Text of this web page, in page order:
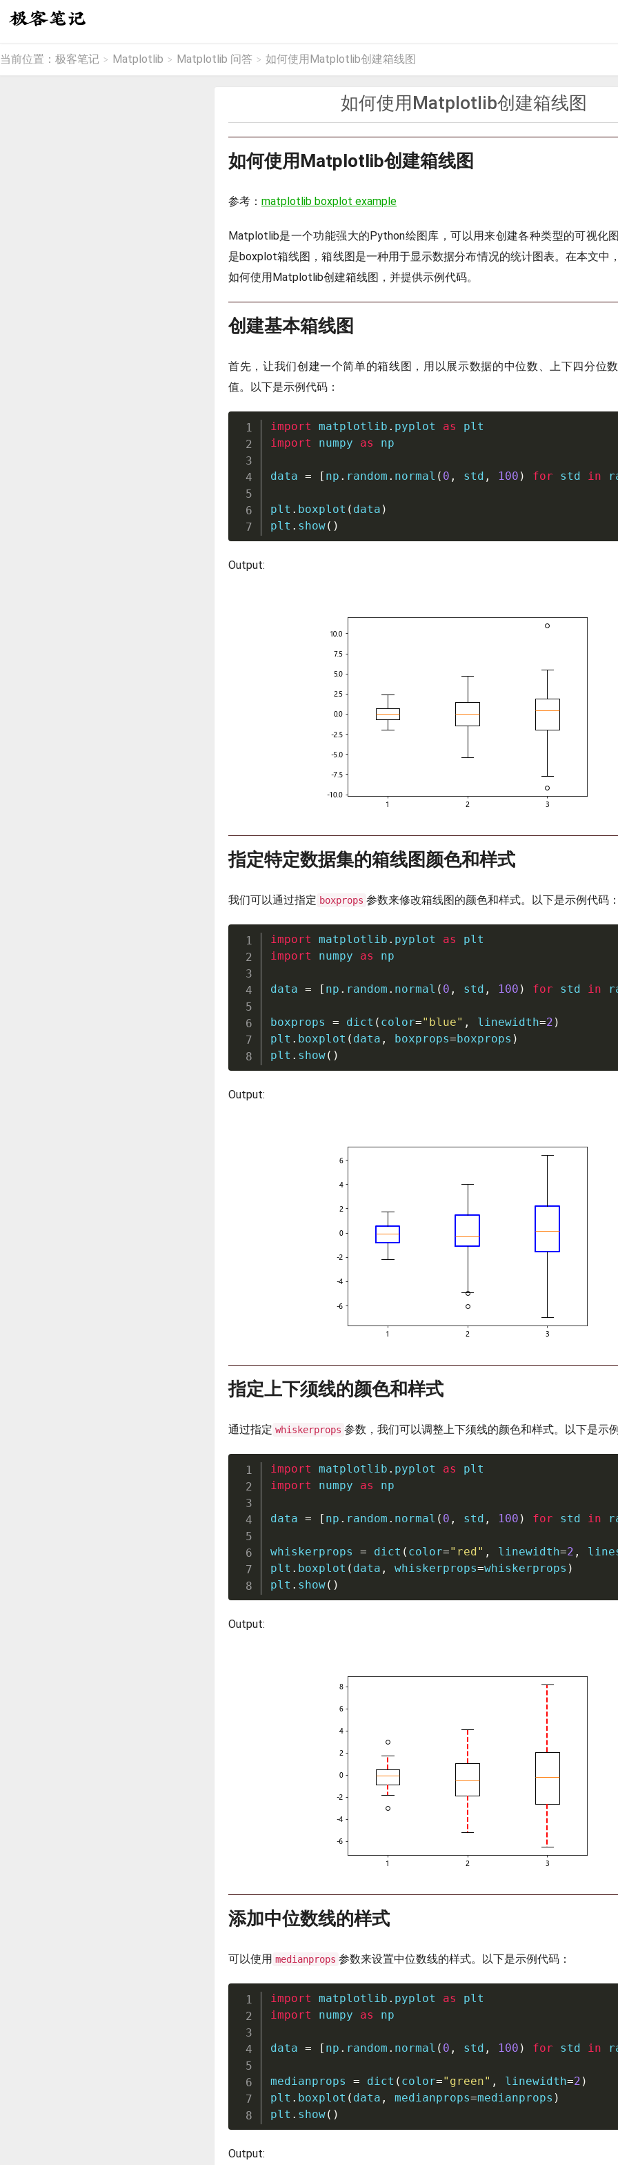
当前位置： 极客笔记 > Matplotlib > Matplotlib 问答 > 如何使用Matplotlib创建箱线图
如何使用Matplotlib创建箱线图
如何使用Matplotlib创建箱线图
参考： matplotlib boxplot example
Matplotlib是一个功能强大的Python绘图库，可以用来创建各种类型的可视化
是boxplot箱线图，箱线图是一种用于显示数据分布情况的统计图表。在本文中
如何使用Matplotlib创建箱线图，并提供示例代码。
创建基本箱线图
首先，让我们创建一个简单的箱线图，用以展示数据的中位数、上下四分位
值。以下是示例代码：
import matplotlib . pyplot as
import numpy as np
data = [ np . random . normal ( 0 , std , 100 ) for std in
plt . boxplot ( data )
plt . show( )
Output:
指定特定数据集的箱线图颜色和样式
我们可以通过指定 boxprops 参数来修改箱线图的颜色和样式。以下是示例代码
import matplotlib . pyplot as
import numpy as np
data = [ np . random . normal ( 0 , std , 100 ) for std in
boxprops = dict ( color="blue" , linewidth=2 )
plt . boxplot ( data , boxprops=boxprops )
plt . show( )
Output:
指定上下须线的颜色和样式
通过指定 whiskerprops 参数，我们可以调整上下须线的颜色和样式。以下是示
import matplotlib . pyplot as
import numpy as np
data = [ np . random . normal ( 0 , std , 100 ) for std in
whiskerprops = dict ( color="red" , linewidth=2 ,
plt . boxplot ( data , whiskerprops=whiskerprops )
plt . show( )
Output:
添加中位数线的样式
可以使用 medianprops 参数来设置中位数线的样式。以下是示例代码：
import matplotlib . pyplot as
import numpy as np
data = [ np . random . normal ( 0 , std , 100 ) for std in
medianprops = dict ( color="green" , linewidth=2 )
plt . boxplot ( data , medianprops=medianprops )
plt . show( )
Output: